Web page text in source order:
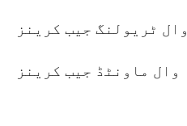
وال ٹریولنگ جیب کرینز
وال ماونٹڈ جیب کرینز